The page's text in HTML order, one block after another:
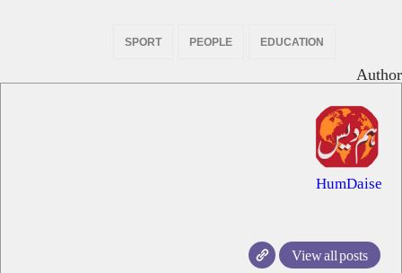
EDUCATION
PEOPLE
SPORT
Author
HumDaise
View all posts